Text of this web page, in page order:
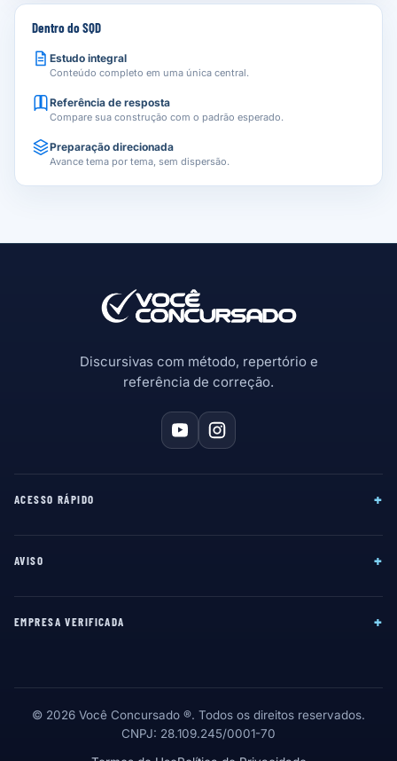
Dentro do SQD
Estudo integral
Conteúdo completo em uma única central.
Referência de resposta
Compare sua construção com o padrão esperado.
Preparação direcionada
Avance tema por tema, sem dispersão.
Discursivas com método, repertório e
referência de correção.
ACESSO RÁPIDO +
AVISO +
EMPRESA VERIFICADA +
© 2026 Você Concursado ®. Todos os direitos reservados.
CNPJ: 28.109.245/0001-70